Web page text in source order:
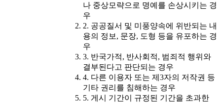
나 중상모략으로 명예를 손상시키는 경
우
2. 공공질서 및 미풍양속에 위반되는 내
용의 정보, 문장, 도형 등을 유포하는 경
우
3. 반국가적, 반사회적, 범죄적 행위와
결부된다고 판단되는 경우
4. 다른 이용자 또는 제3자의 저작권 등
기타 권리를 침해하는 경우
5. 게시 기간이 규정된 기간을 초과한